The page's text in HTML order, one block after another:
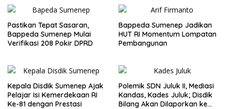
Pastikan Tepat Sasaran,
Bappeda Sumenep Mulai
Verifikasi 208 Pokir DPRD
Bappeda Sumenep Jadikan
HUT RI Momentum Lompatan
Pembangunan
Kepala Disdik Sumenep Ajak
Pelajar Isi Kemerdekaan RI
Ke-81 dengan Prestasi
Polemik SDN Juluk II, Mediasi
Kandas, Kades Juluk; Disdik
Bilang Akan Dilaporkan ke